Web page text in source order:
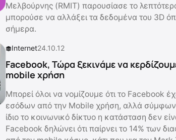
Μελβούρνης (RMIT) παρουσίασε το
μπορούσε να αλλάξει τα δεδομένα του 3D
σήμερα.
Internet24.10.12
Facebook, Τώρα ξεκινάμε να
mobile χρήση
Μπορεί όλοι να νομίζουμε ότι το Facebook
εσόδων από την Mobile χρήση, αλλά
ίδιο το κοινωνικό δίκτυο η κατάσταση δεν
Facebook δηλώνει ότι παίρνει το 14% των